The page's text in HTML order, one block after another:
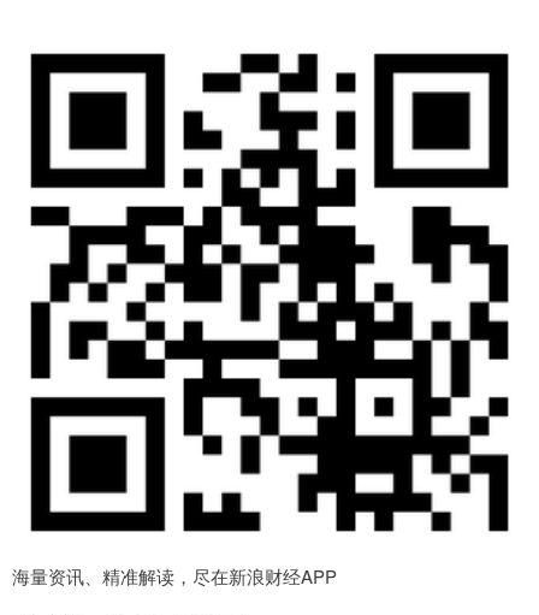
海量资讯、精准解读，尽在新浪财经APP